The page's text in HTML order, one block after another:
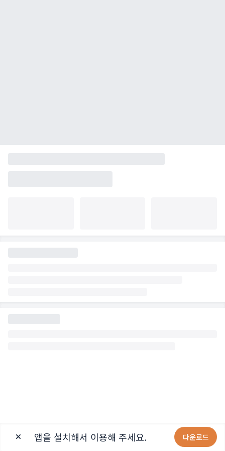
앱을 설치해서 이용해 주세요. 다운로드